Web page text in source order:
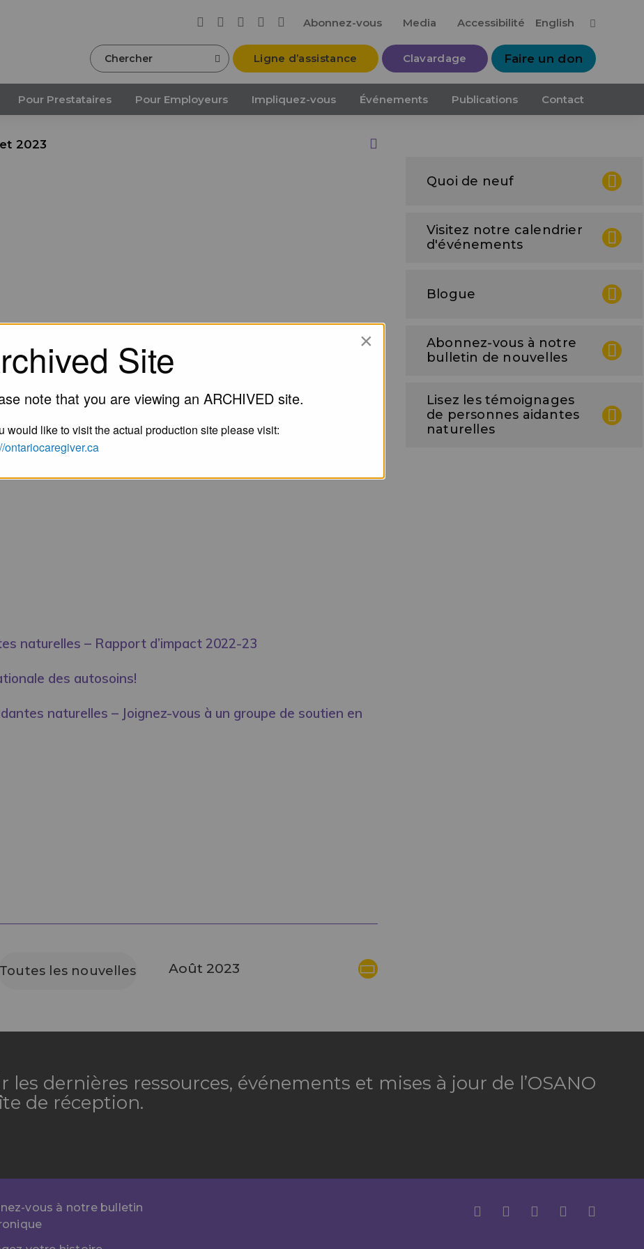
Abonnez-vous Media Accessibilité English
Chercher Ligne d’assistance Clavardage Faire un don
Pour Prestataires Pour Employeurs Impliquez-vous Événements Publications Contact
2023
naturelles – Rapport d’impact 2022-23
des autosoins!
naturelles – Joignez-vous à un groupe de soutien en
Toutes les nouvelles Août 2023
Quoi de neuf
Visitez notre calendrier
d'événements
Blogue
Abonnez-vous à notre
bulletin de nouvelles
Lisez les témoignages
de personnes aidantes
naturelles
dernières ressources, événements et mises à jour de l’OSANO
de réception.
vous à notre bulletin
Site
note that you are viewing an ARCHIVED site.
would like to visit the actual production site please visit:
ontariocaregiver.ca
×